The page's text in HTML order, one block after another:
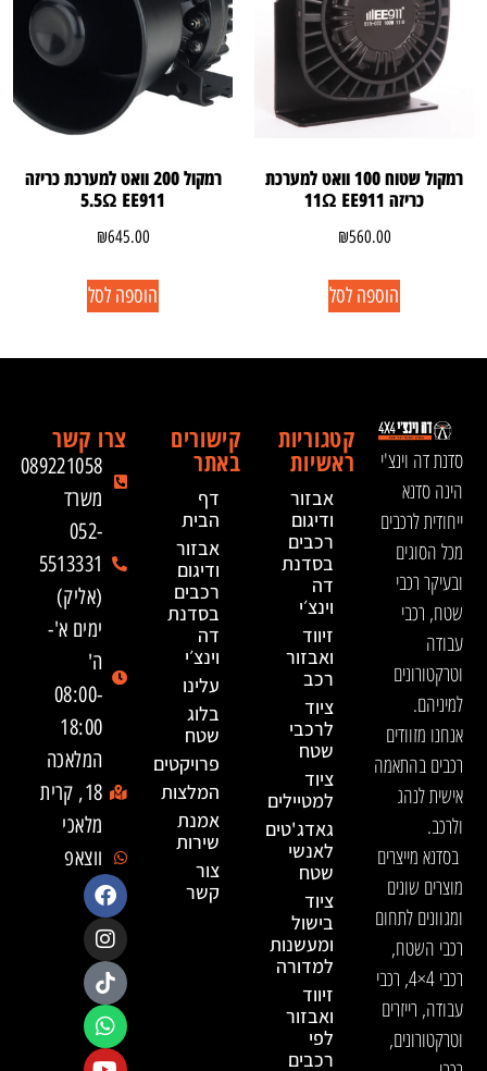
רמקול שטוח 100 וואט למערכת
כריזה 11Ω EE911
₪560.00
הוספה לסל
רמקול 200 וואט למערכת כריזה
5.5Ω EE911
₪645.00
הוספה לסל
סדנת דה וינצ'י
הינה סדנא
ייחודית לרכבים
מכל הסוגים
ובעיקר רכבי
שטח, רכבי
עבודה
וטרקטורונים
למיניהם.
אנחנו מזוודים
רכבים בהתאמה
אישית לנהג
ולרכב.
בסדנא מייצרים
מוצרים שונים
ומגוונים לתחום
רכבי השטח,
רכבי 4×4, רכבי
עבודה, רייזרים
וטרקטורונים,
קטגוריות
ראשיות
אבזור
ודיגום
רכבים
בסדנת
דה
וינצ׳י
זיווד
ואבזור
רכב
ציוד
לרכבי
שטח
ציוד
למטיילים
גאדג'טים
לאנשי
שטח
ציוד
בישול
ומעשנות
למדורה
זיווד
ואבזור
לפי
רכבים
קישורים
באתר
דף
הבית
אבזור
ודיגום
רכבים
בסדנת
דה
וינצ׳י
עלינו
בלוג
שטח
פרויקטים
המלצות
אמנת
שירות
צור
קשר
צרו קשר
089221058
משרד
052-
5513331
(אליק)
ימים א'-
ה'
08:00-
18:00
המלאכה
18, קרית
מלאכי
ווצאפ